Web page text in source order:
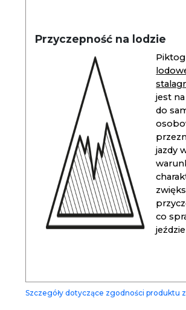
Przyczepność na lodzie
jest
do
jazdy
co
Szczegóły dotyczące zgodności produktu